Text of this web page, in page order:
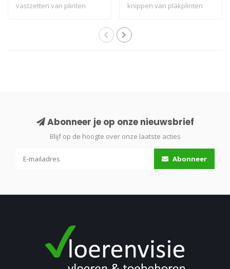
vastzetten van plinten
knippen van plakplinten
Abonneer je op onze nieuwsbrief
Blijf op de hoogte over onze laatste acties
Abonneer